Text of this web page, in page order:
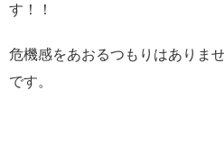
す！！
危機感をあおるつもりはありま
です。